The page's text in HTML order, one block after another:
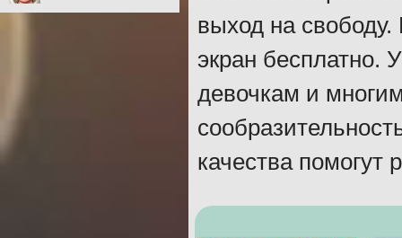
выход на
экран бесплатно.
девочкам и
качества помогут